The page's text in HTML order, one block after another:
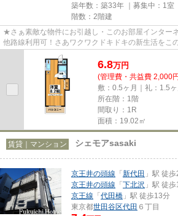
築年数：築33年 ｜募集中： 1室
階数：2階建
★さぁ素敵な物件にお引越し・このお部屋インター
他路線利用可！さあワクワクドキドキの新生活をこ
線南側エリア、下北沢駅も利...
6.8万円
(管理費・共益費 2,000
敷：0.5ヶ月｜礼：1.5ヶ
所在階：1階
間取り：1R
面積：19.02㎡
賃貸｜マンション シェモアsasaki
京王井の頭線 「新代田 」駅 徒
京王井の頭線 「下北沢 」駅 徒
京王線 「代田橋 」駅 徒歩13分
東京都世田谷区代田 ６丁目